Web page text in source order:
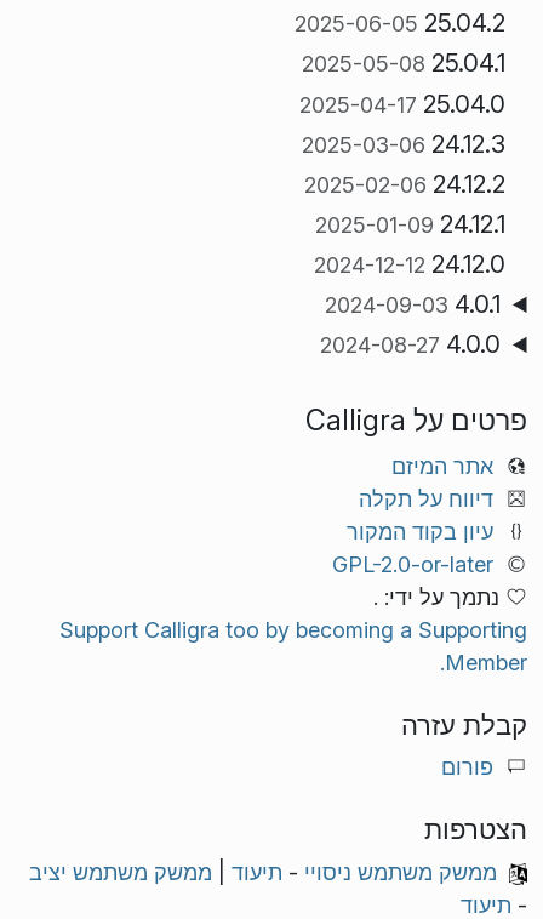
25.04.2
2025-06-05
25.04.1
2025-05-08
25.04.0
2025-04-17
24.12.3
2025-03-06
24.12.2
2025-02-06
24.12.1
2025-01-09
24.12.0
2024-12-12
4.0.1
2024-09-03
4.0.0
2024-08-27
פרטים על Calligra
אתר המיזם
דיווח על תקלה
עיון בקוד המקור
GPL-2.0-or-later
נתמך על ידי: .
Support Calligra too by becoming a Supporting
Member.
קבלת עזרה
פורום
הצטרפות
ממשק משתמש ניסויי - תיעוד
ממשק משתמש יציב
- תיעוד